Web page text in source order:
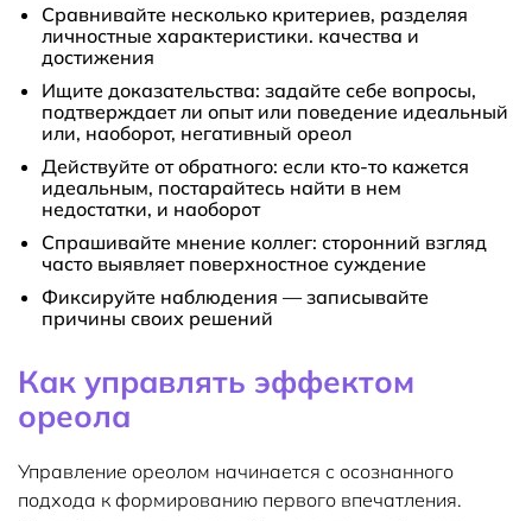
Сравнивайте несколько критериев, разделяя
личностные характеристики. качества и
достижения
Ищите доказательства: задайте себе вопросы,
подтверждает ли опыт или поведение идеальный
или, наоборот, негативный ореол
Действуйте от обратного: если кто-то кажется
идеальным, постарайтесь найти в нем
недостатки, и наоборот
Спрашивайте мнение коллег: сторонний взгляд
часто выявляет поверхностное суждение
Фиксируйте наблюдения — записывайте
причины своих решений
Как управлять эффектом
ореола
Управление ореолом начинается с осознанного
подхода к формированию первого впечатления.